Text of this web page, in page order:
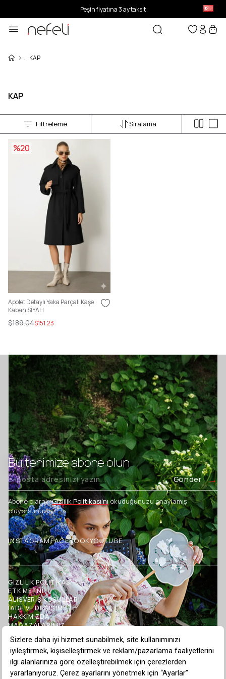
Peşin fiyatına 3 ay taksit
KAP
KAP
Filtreleme Sıralama
Apolet Detaylı Yaka Parçalı Kaşe
Kaban SİYAH
$151.23
$189.04
%20
Bültenimize abone olun
Gönder
Abone olarak,Gizlilik Politikası’nıokuduğunuzu onaylamış
oluyorsunuz.
INSTAGRAMFACEBOOKYOUTUBE
GİZLİLİK POLİTİKASI
ETK METNİ
ALIŞVERİŞ KOŞULLARI
İADE VE DEĞİŞİM
HAKKIMIZDA
MAĞAZALARIMIZ
BLOG
TOPTAN SATIŞ